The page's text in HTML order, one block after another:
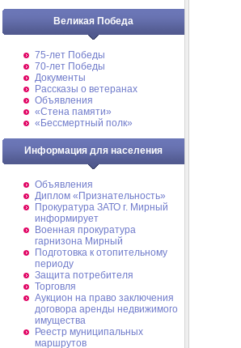
Великая Победа
75-лет Победы
70-лет Победы
Документы
Рассказы о ветеранах
Объявления
«Стена памяти»
«Бессмертный полк»
Информация для населения
Объявления
Диплом «Признательность»
Прокуратура ЗАТО г. Мирный
информирует
Военная прокуратура
гарнизона Мирный
Подготовка к отопительному
периоду
Защита потребителя
Торговля
Аукцион на право заключения
договора аренды недвижимого
имущества
Реестр муниципальных
маршрутов